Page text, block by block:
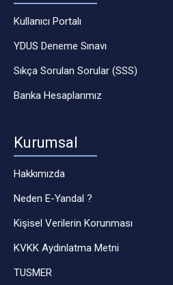
Kurumsal
Hakkımızda
Neden E-Yandal ?
Kişisel Verilerin Korunması
KVKK Aydınlatma Metni
TUSMER
Kullanıcı Portalı
YDUS Deneme Sınavı
Sıkça Sorulan Sorular (SSS)
Banka Hesaplarımız